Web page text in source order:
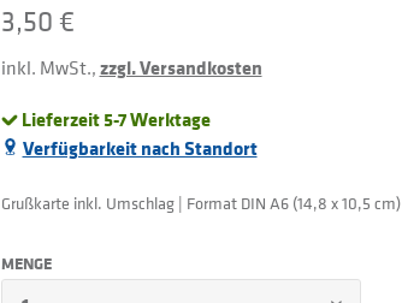
3,50 €
inkl. MwSt.,zzgl. Versandkosten
Lieferzeit 5-7 Werktage
Verfügbarkeit nach Standort
Grußkarte inkl. Umschlag | Format DIN A6 (14,8 x 10,5 cm)
MENGE